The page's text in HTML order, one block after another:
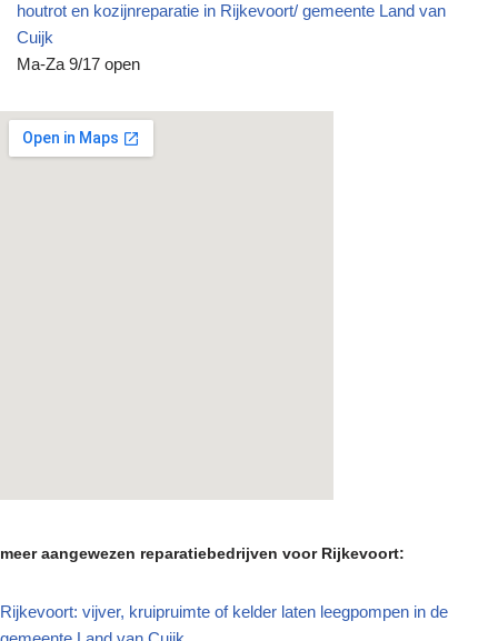
houtrot en kozijnreparatie in Rijkevoort/ gemeente Land van
Cuijk
Ma-Za 9/17 open
meer aangewezen reparatiebedrijven voor Rijkevoort:
Rijkevoort: vijver, kruipruimte of kelder laten leegpompen in de